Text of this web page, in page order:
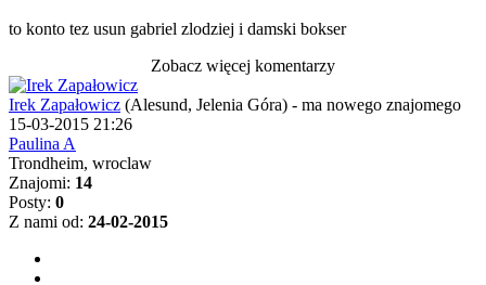
to konto tez usun gabriel zlodziej i damski bokser
Zobacz więcej komentarzy
Irek Zapałowicz (Alesund, Jelenia Góra) - ma nowego znajomego
15-03-2015 21:26
Paulina A
Trondheim, wroclaw
Znajomi: 14
Posty: 0
Z nami od: 24-02-2015